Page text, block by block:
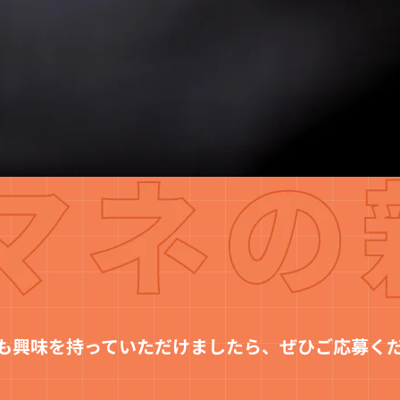
興味を持っていただけましたら、 ぜひご応募く